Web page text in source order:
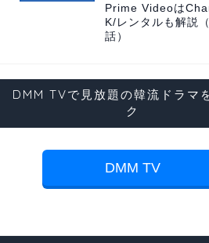
Prime Videoは
K/レンタルも解説
話）
DMM TVで見放題の韓流ドラマ
ク
DMM TV